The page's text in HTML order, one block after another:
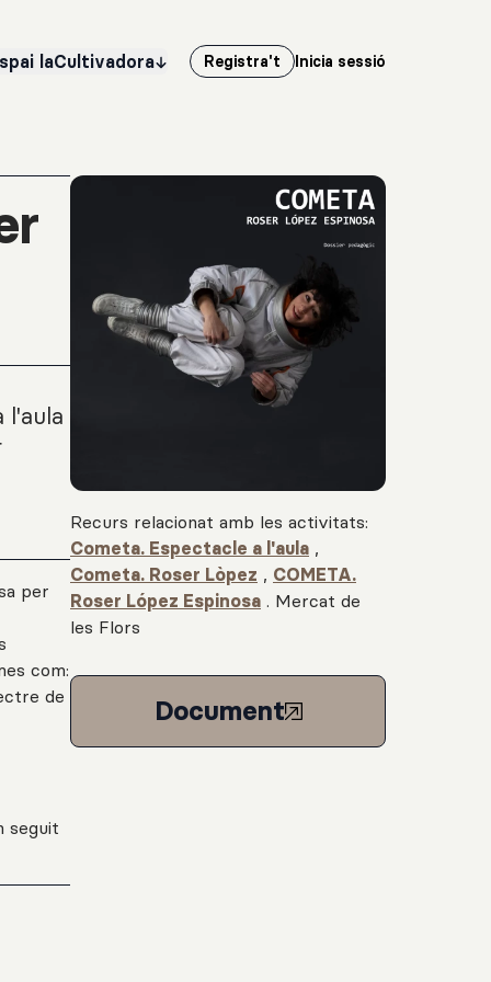
laCultivadora Registra't Inicia sessió
l'aula
per
com:
de
seguit
Recurs relacionat amb les activitats:
Cometa. Espectacle a l'aula ,
Cometa. Roser Lòpez , COMETA.
Roser López Espinosa . Mercat de
les Flors
Document